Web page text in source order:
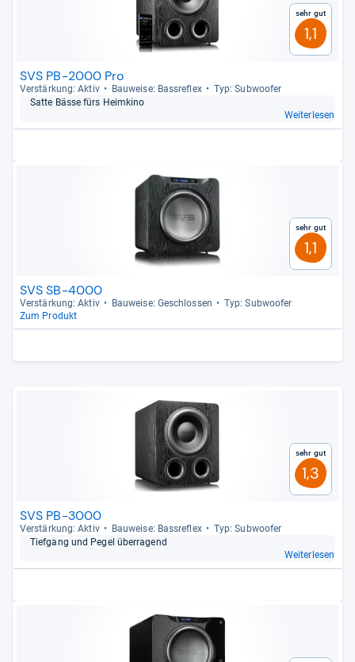
Sehr gut
1,1
SVS PB-2000 Pro
Ver­stär­kung: Aktiv Bau­weise: Bass­re­flex
Typ: Sub­woofer
Satte Bässe fürs Heim­kino
Weiterlesen
Sehr gut
1,1
SVS SB-4000
Ver­stär­kung: Aktiv Bau­weise: Geschlos­sen
Typ: Sub­woofer
Zum Produkt
Sehr gut
1,3
SVS PB-3000
Ver­stär­kung: Aktiv Bau­weise: Bass­re­flex
Typ: Sub­woofer
Tief­gang und Pegel über­ra­gend
Weiterlesen